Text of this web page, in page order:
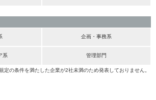
企画・事務系
系 管理部門
の条件を満たした企業が2社未満のため発表しておりません。